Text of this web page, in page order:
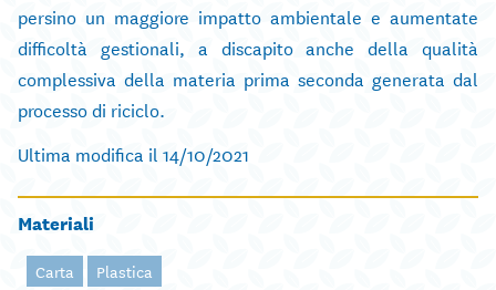
persino un maggiore impatto ambientale e aumentate
difficoltà gestionali, a discapito anche della qualità
complessiva della materia prima seconda generata dal
processo di riciclo.
Ultima modifica il 14/10/2021
Materiali
Carta Plastica